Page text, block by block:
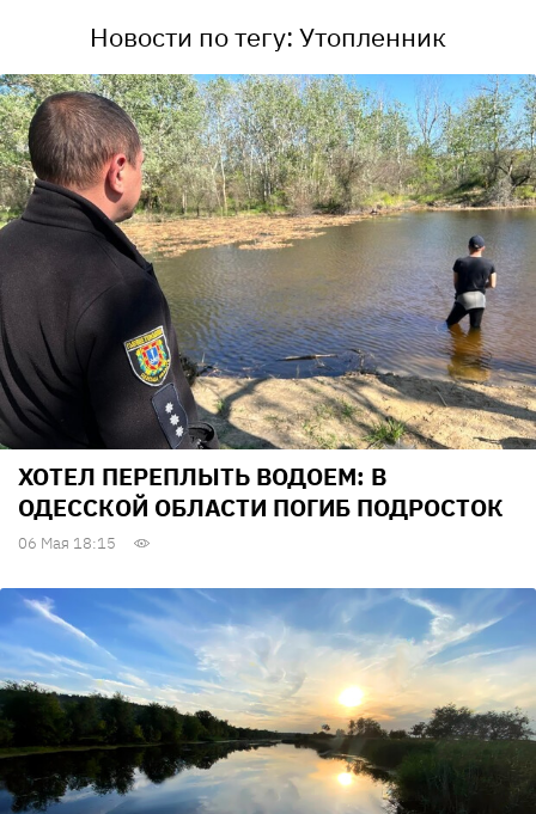
Новости по тегу: Утопленник
ХОТЕЛ ПЕРЕПЛЫТЬ ВОДОЕМ: В
ОДЕССКОЙ ОБЛАСТИ ПОГИБ ПОДРОСТОК
06 Мая 18:15